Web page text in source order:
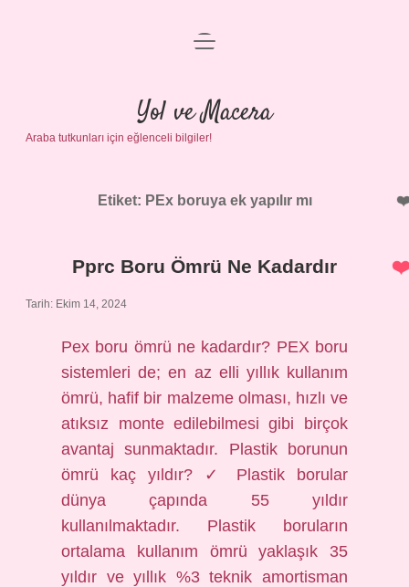
Anasayfa
Gizlilik Politikası
Yasal Uyarı
menüyü
Yol ve Macera
Araba tutkunları için eğlenceli bilgiler!
Etiket: PEx boruya ek yapılır mı
Pprc Boru Ömrü Ne Kadardır
Tarih: Ekim 14, 2024
Pex boru ömrü ne kadardır? PEX boru
sistemleri de; en az elli yıllık kullanım
ömrü, hafif bir malzeme olması, hızlı ve
atıksız monte edilebilmesi gibi birçok
avantaj sunmaktadır. Plastik borunun
ömrü kaç yıldır? ✓ Plastik borular
dünya çapında 55 yıldır
kullanılmaktadır. Plastik boruların
ortalama kullanım ömrü yaklaşık 35
yıldır ve yıllık %3 teknik amortisman